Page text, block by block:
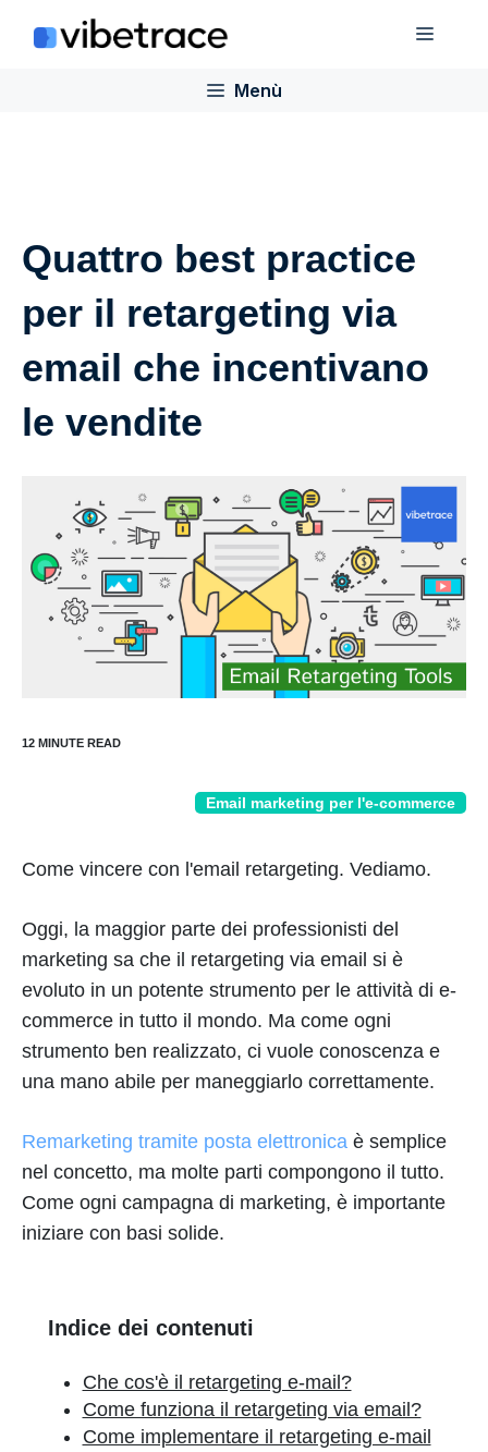
Menù
Menù
Quattro best practice
per il retargeting via
email che incentivano
le vendite
Email marketing per l'e-commerce
Come vincere con l'email retargeting. Vediamo.
Oggi, la maggior parte dei professionisti del
marketing sa che il retargeting via email si è
evoluto in un potente strumento per le attività di e-
commerce in tutto il mondo. Ma come ogni
strumento ben realizzato, ci vuole conoscenza e
una mano abile per maneggiarlo correttamente.
Remarketing tramite posta elettronica è semplice
nel concetto, ma molte parti compongono il tutto.
Come ogni campagna di marketing, è importante
iniziare con basi solide.
Indice dei contenuti
Che cos'è il retargeting e-mail?
Come funziona il retargeting via email?
Come implementare il retargeting e-mail